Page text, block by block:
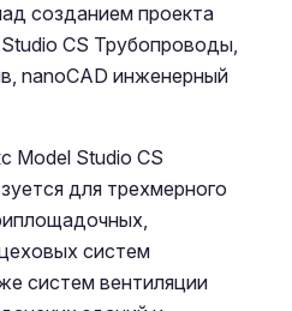
созданием проекта
CS Трубопроводы,
, nanoCAD инженерный
Model Studio CS
для трехмерного
систем
систем вентиляции